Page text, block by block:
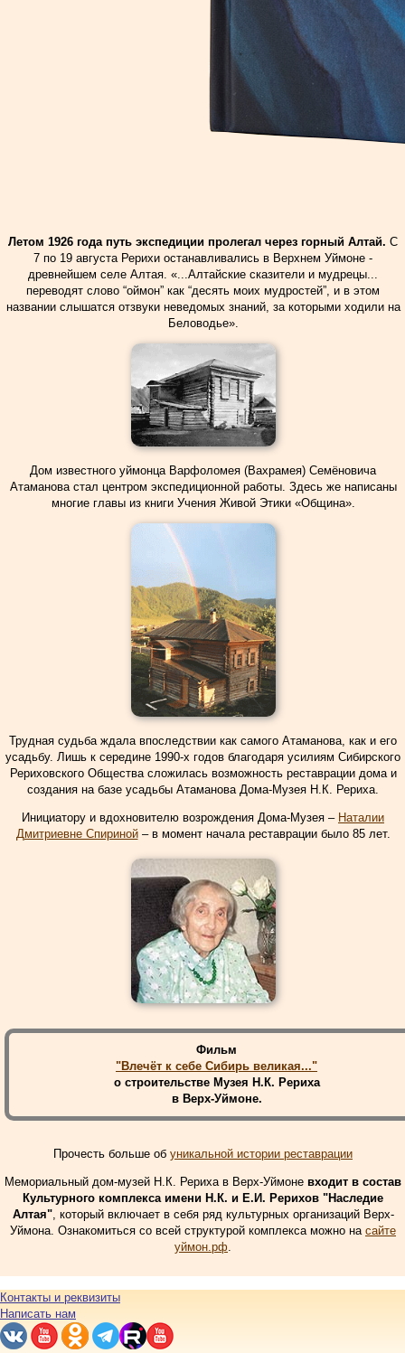
Летом 1926 года путь экспедиции пролегал через горный Алтай. С
7 по 19 августа Рерихи останавливались в Верхнем Уймоне -
древнейшем селе Алтая. «...Алтайские сказители и мудрецы...
переводят слово “оймон” как “десять моих мудростей”, и в этом
названии слышатся отзвуки неведомых знаний, за которыми ходили на
Беловодье».
Дом известного уймонца Варфоломея (Вахрамея) Семёновича
Атаманова стал центром экспедиционной работы. Здесь же написаны
многие главы из книги Учения Живой Этики «Община».
Трудная судьба ждала впоследствии как самого Атаманова, как и его
усадьбу. Лишь к середине 1990-х годов благодаря усилиям Сибирского
Рериховского Общества сложилась возможность реставрации дома и
создания на базе усадьбы Атаманова Дома-Музея Н.К. Рериха.
Инициатору и вдохновителю возрождения Дома-Музея – Наталии
Дмитриевне Спириной– в момент начала реставрации было 85 лет.
Фильм
"Влечёт к себе Сибирь великая..."
о строительстве Музея Н.К. Рериха
в Верх-Уймоне.
Прочесть больше об уникальной истории реставрации
Мемориальный дом-музей Н.К. Рериха в Верх-Уймоне входит в состав
Культурного комплекса имени Н.К. и Е.И. Рерихов "Наследие
Алтая", который включает в себя ряд культурных организаций Верх-
Уймона. Ознакомиться со всей структурой комплекса можно на сайте
уймон.рф.
Контакты и реквизиты
Написать нам